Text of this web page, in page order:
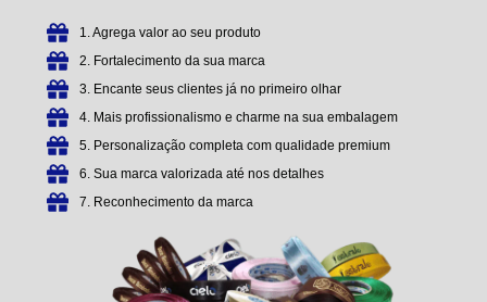
1. Agrega valor ao seu produto
2. Fortalecimento da sua marca
3. Encante seus clientes já no primeiro olhar
4. Mais profissionalismo e charme na sua embalagem
5. Personalização completa com qualidade premium
6. Sua marca valorizada até nos detalhes
7. Reconhecimento da marca